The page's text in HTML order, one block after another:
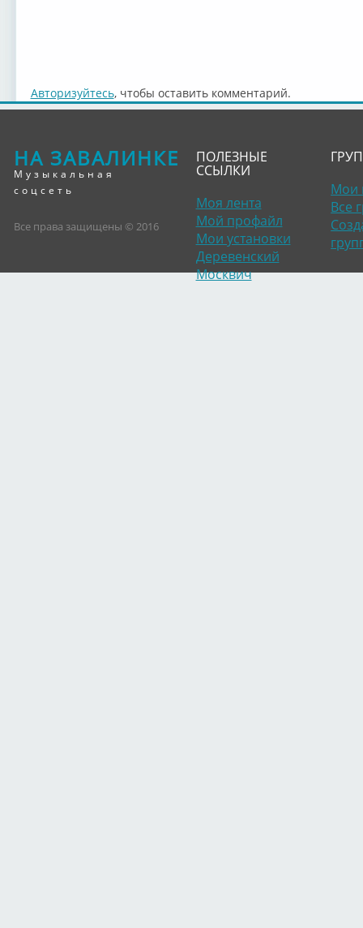
Авторизуйтесь, чтобы оставить комментарий.
НА ЗАВАЛИНКЕ
Музыкальная
соцсеть
Все права защищены © 2016
ПОЛЕЗНЫЕ
ССЫЛКИ
Моя лента
Мой профайл
Мои установки
Деревенский
Москвич
Мои
Все